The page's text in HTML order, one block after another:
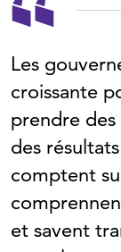
Les
croissante
prendre
des
comptent
et savent